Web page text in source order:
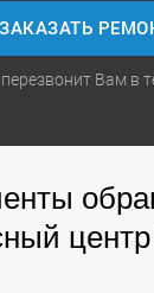
ЗАКАЗАТЬ
Вам в